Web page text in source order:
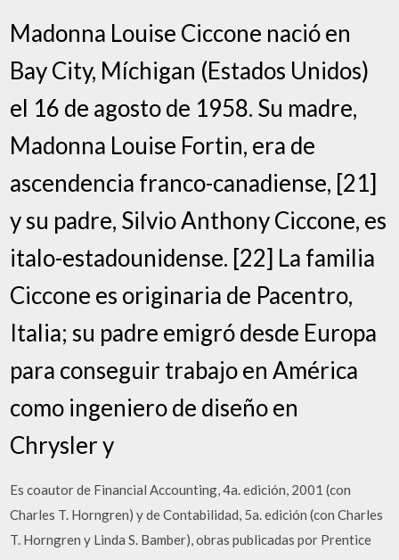
Madonna Louise Ciccone nació en
Bay City, Míchigan (Estados Unidos)
el 16 de agosto de 1958. Su madre,
Madonna Louise Fortin, era de
ascendencia franco-canadiense, [21]
y su padre, Silvio Anthony Ciccone, es
italo-estadounidense. [22] La familia
Ciccone es originaria de Pacentro,
Italia; su padre emigró desde Europa
para conseguir trabajo en América
como ingeniero de diseño en
Chrysler y
Es coautor de Financial Accounting, 4a. edición, 2001 (con
Charles T. Horngren) y de Contabilidad, 5a. edición (con Charles
T. Horngren y Linda S. Bamber), obras publicadas por Prentice